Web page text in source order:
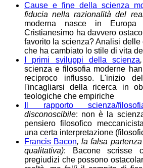
Cause e fine della scienza
fiducia nella razionalità del
moderna nasce in
Cristianesimo ha davvero
favorito la scienza? Analisi
che ha cambiato lo stile di vita
I primi sviluppi della scienza
scienza e filosofia moderne
reciproco influsso. L'inizio
l'incagliarsi della ricerca in
teologiche che empiriche
Il rapporto scienza/
disconoscibile: non è la
pensiero filosofico
una certa interpretazione
Francis Bacon, la falsa
qualitativa): Bacone scrisse
pregiudizi che possono